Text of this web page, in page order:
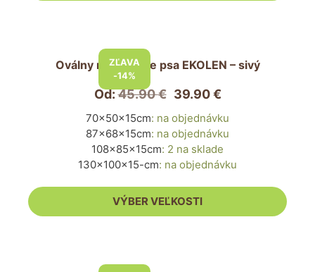
ZĽAVA
-14%
Oválny matrac pre psa EKOLEN – sivý
Od:45.90€ 39.90€
70x50x15cm: na objednávku
87x68x15cm: na objednávku
108x85x15cm: 2 na sklade
130x100x15-cm: na objednávku
VÝBER VEĽKOSTI
stránke